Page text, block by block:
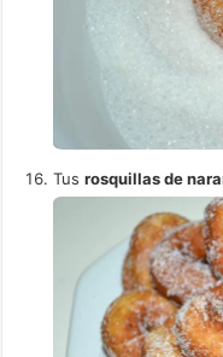
Tusrosquillas de